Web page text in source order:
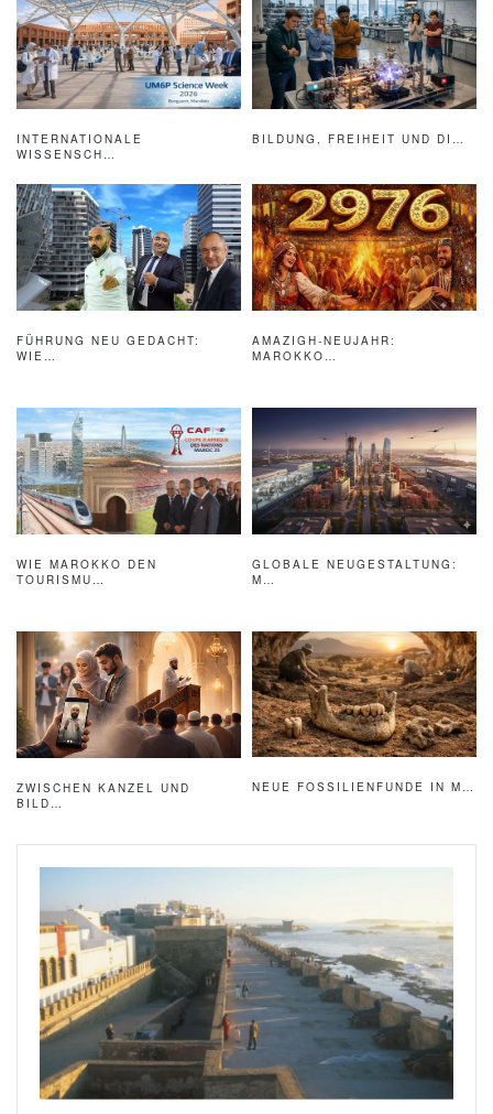
INTERNATIONALE
WISSENSCH…
BILDUNG, FREIHEIT UND DI…
FÜHRUNG NEU GEDACHT:
WIE…
AMAZIGH-NEUJAHR:
MAROKKO…
WIE MAROKKO DEN
TOURISMU…
GLOBALE NEUGESTALTUNG:
M…
ZWISCHEN KANZEL UND
BILD…
NEUE FOSSILIENFUNDE IN M…